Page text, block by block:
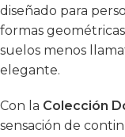
diseñado para
formas
suelos menos
elegante.
Con la Colección
sensación de